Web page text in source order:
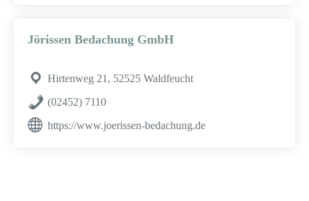
Jörissen Bedachung GmbH
Hirtenweg 21, 52525 Waldfeucht
(02452) 7110
https://www.joerissen-bedachung.de